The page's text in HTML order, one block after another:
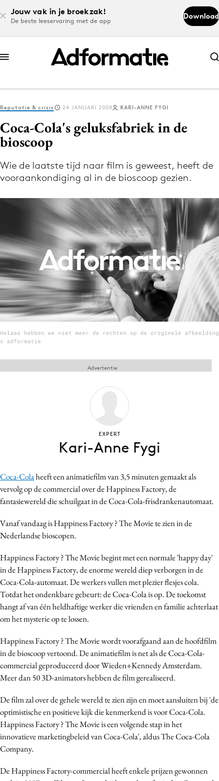
Jouw vak in je broekzak!
De beste leeservaring met de app
Download
Abonneer nu
Abonneer nu
Log in
Volg het laatste nieuws via de Adformatie
Nieuws app
Menu
Home
9 sept: GenAI-training
12 nov: MarketingLive!
Adverteren
Events
Carriere
Contentmarketing
Craft
Customer Experience
Data & Insights
Digital transformation
Diversiteit
Effectiviteit
Gedragsverandering
Influencer marketing
Interne communicatie
Martech
Media
Merkstrategie
PR
Programmatic
Purpose Marketing
Reputatie & crisis
Reputatie & crisis 24 JANUARI 2008 KARI-ANNE FYGI
Coca-Cola's geluksfabriek in de
bioscoop
Wie de laatste tijd naar film is geweest, heeft de
vooraankondiging al in de bioscoop gezien.
Helaas hebben we niet meer de rechten op de originele afbeelding
© adformatie
Coca-Colaheeft een animatiefilm van 3,5 minuten gemaakt als
vervolg op de commercial over de Happiness Factory, de
fantasiewereld die schuilgaat in de Coca-Cola-frisdrankenautomaat.
Vanaf vandaag is Happiness Factory ? The Movie te zien in de
Nederlandse bioscopen.
Happiness Factory ? The Movie begint met een normale 'happy day'
in de Happiness Factory, de enorme wereld diep verborgen in de
Coca-Cola-automaat. De werkers vullen met plezier flesjes cola.
Totdat het ondenkbare gebeurt: de Coca-Cola is op. De toekomst
hangt af van één heldhaftige werker die vrienden en familie achterlaat
om het mysterie op te lossen.
Happiness Factory ? The Movie wordt voorafgaand aan de hoofdfilm
in de bioscoop vertoond. De animatiefilm is net als de Coca-Cola-
commercial geproduceerd door Wieden+Kennedy Amsterdam.
Meer dan 50 3D-animators hebben de film gerealiseerd.
De film zal over de gehele wereld te zien zijn en moet aansluiten bij 'de
optimistische en positieve kijk die kenmerkend is voor Coca-Cola.
Happiness Factory ? The Movie is een volgende stap in het
innovatieve marketingbeleid van Coca-Cola', aldus The Coca-Cola
Company.
De Happiness Factory-commercial heeft enkele prijzen gewonnen
Advertentie
EXPERT
Kari-Anne Fygi